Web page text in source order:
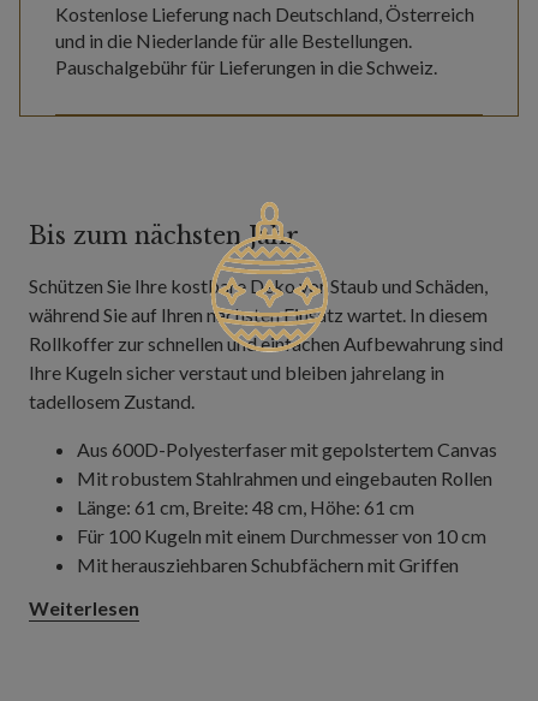
Kostenlose Lieferung nach Deutschland, Österreich
und in die Niederlande für alle Bestellungen.
Pauschalgebühr für Lieferungen in die Schweiz.
Bis zum nächsten Jahr
Schützen Sie Ihre kostbare Deko vor Staub und Schäden,
während Sie auf Ihren nächsten Einsatz wartet. In diesem
Rollkoffer zur schnellen und einfachen Aufbewahrung sind
Ihre Kugeln sicher verstaut und bleiben jahrelang in
tadellosem Zustand.
Aus 600D-Polyesterfaser mit gepolstertem Canvas
Mit robustem Stahlrahmen und eingebauten Rollen
Länge: 61 cm, Breite: 48 cm, Höhe: 61 cm
Für 100 Kugeln mit einem Durchmesser von 10 cm
Mit herausziehbaren Schubfächern mit Griffen
Vordertasche
Weiterlesen